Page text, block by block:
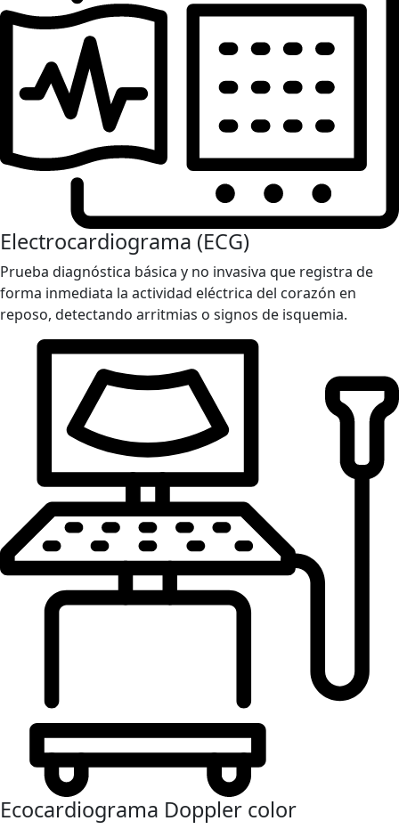
Electrocardiograma (ECG)
Prueba diagnóstica básica y no invasiva que registra de
forma inmediata la actividad eléctrica del corazón en
reposo, detectando arritmias o signos de isquemia.
Ecocardiograma Doppler color